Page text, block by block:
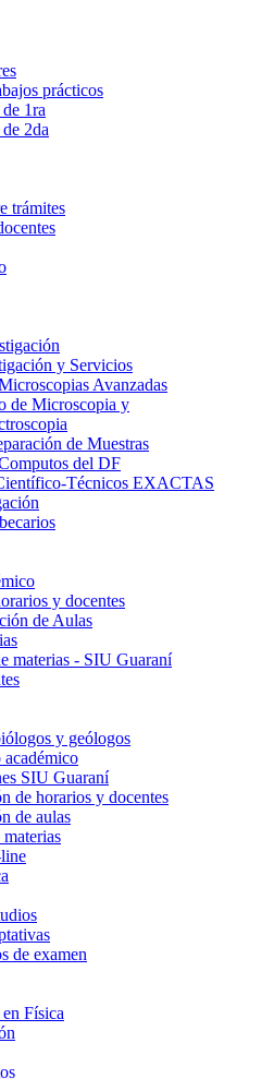
prácticos
1ra
2da
trámites
y Servicios
Avanzadas
de Microscopia y
de Muestras
del DF
Técnicos EXACTAS
y docentes
de Aulas
materias - SIU Guaraní
y geólogos
SIU Guaraní
de horarios y docentes
de aulas
materias
de examen
Física